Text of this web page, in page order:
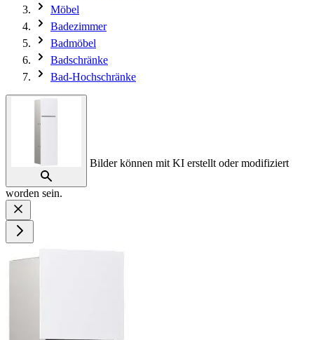
Möbel
Badezimmer
Badmöbel
Badschränke
Bad-Hochschränke
Bilder können mit KI erstellt oder modifiziert
worden sein.